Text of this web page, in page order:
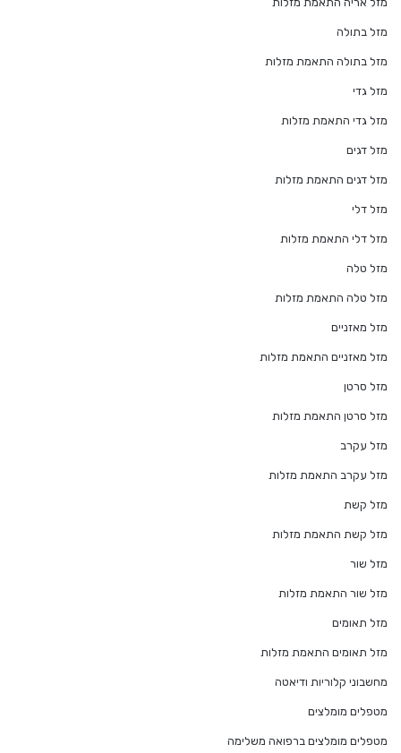
מזל בתולה
מזל בתולה התאמת מזלות
מזל גדי
מזל גדי התאמת מזלות
מזל דגים
מזל דגים התאמת מזלות
מזל דלי
מזל דלי התאמת מזלות
מזל טלה
מזל טלה התאמת מזלות
מזל מאזניים
מזל מאזניים התאמת מזלות
מזל סרטן
מזל סרטן התאמת מזלות
מזל עקרב
מזל עקרב התאמת מזלות
מזל קשת
מזל קשת התאמת מזלות
מזל שור
מזל שור התאמת מזלות
מזל תאומים
מזל תאומים התאמת מזלות
מחשבוני קלוריות ודיאטה
מטפלים מומלצים
מטפלים מומלצים ברפואה משלימה